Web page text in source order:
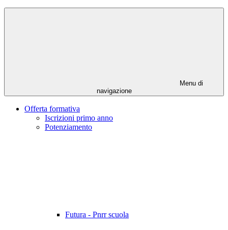
Menu di
navigazione
Offerta formativa
Iscrizioni primo anno
Potenziamento
Futura - Pnrr scuola